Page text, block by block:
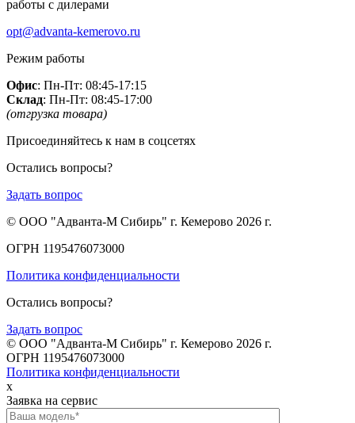
работы с дилерами
opt@advanta-kemerovo.ru
Режим работы
Офис: Пн-Пт: 08:45-17:15
Склад: Пн-Пт: 08:45-17:00
(отгрузка товара)
Присоединяйтесь к нам в соцсетях
Остались вопросы?
Задать вопрос
© ООО "Адванта-М Сибирь" г. Кемерово 2026 г.
ОГРН 1195476073000
Политика конфиденциальности
Остались вопросы?
Задать вопрос
© ООО "Адванта-М Сибирь" г. Кемерово 2026 г.
ОГРН 1195476073000
Политика конфиденциальности
x
Заявка на сервис